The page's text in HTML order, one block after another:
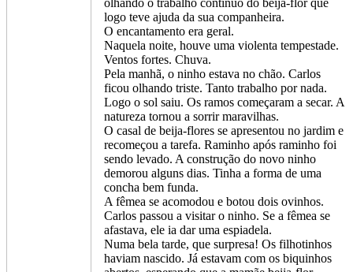
logo teve ajuda da sua companheira.
O encantamento era geral.
Naquela noite, houve uma violenta tempestade.
Ventos fortes. Chuva.
Pela manhã, o ninho estava no chão. Carlos
ficou olhando triste. Tanto trabalho por nada.
Logo o sol saiu. Os ramos começaram a secar. A
natureza tornou a sorrir maravilhas.
O casal de beija-flores se apresentou no jardim e
recomeçou a tarefa. Raminho após raminho foi
sendo levado. A construção do novo ninho
demorou alguns dias. Tinha a forma de uma
concha bem funda.
A fêmea se acomodou e botou dois ovinhos.
Carlos passou a visitar o ninho. Se a fêmea se
afastava, ele ia dar uma espiadela.
Numa bela tarde, que surpresa! Os filhotinhos
haviam nascido. Já estavam com os biquinhos